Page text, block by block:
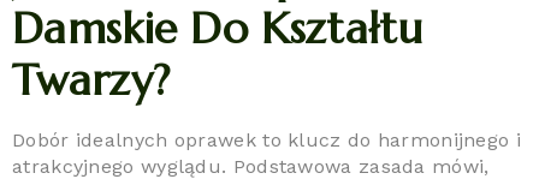
Damskie Do Kształtu
Twarzy?
Dobór idealnych oprawek to klucz do harmonijnego i
atrakcyjnego wyglądu. Podstawowa zasada mówi,